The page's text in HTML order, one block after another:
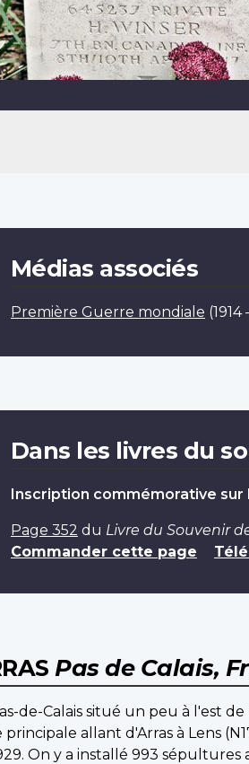
Médias associés
Première Guerre mondiale (1914
Dans les livres du
Inscription commémorative sur
Page 352 du Livre du Souvenir
Commander cette page
Pas de Calais,
Calais situé un peu à l'est de
allant d'Arras à Lens
On y a installé 993